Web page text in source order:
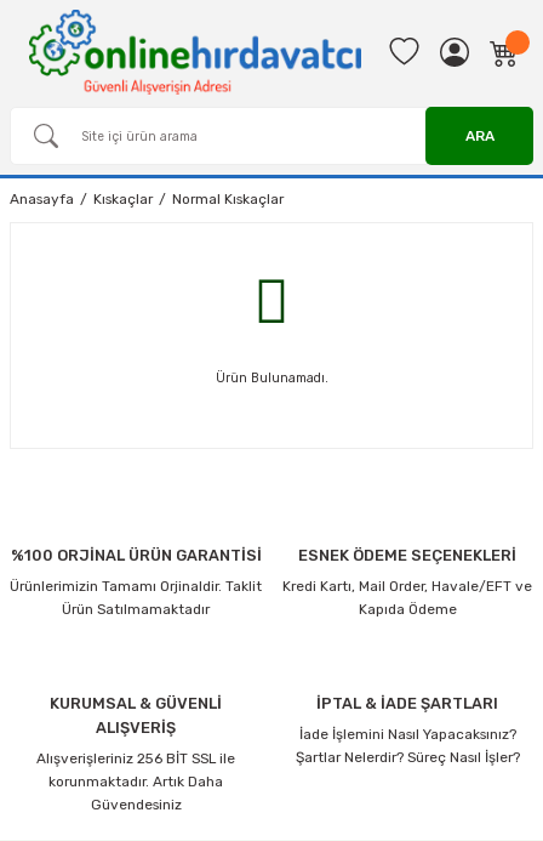
ARA
Anasayfa Kıskaçlar Normal Kıskaçlar
Ürün Bulunamadı.
%100 ORJİNAL ÜRÜN GARANTİSİ
Ürünlerimizin Tamamı Orjinaldir. Taklit
Ürün Satılmamaktadır
ESNEK ÖDEME SEÇENEKLERİ
Kredi Kartı, Mail Order, Havale/EFT ve
Kapıda Ödeme
KURUMSAL & GÜVENLİ
ALIŞVERİŞ
Alışverişleriniz 256 BİT SSL ile
korunmaktadır. Artık Daha
Güvendesiniz
İPTAL & İADE ŞARTLARI
İade İşlemini Nasıl Yapacaksınız?
Şartlar Nelerdir? Süreç Nasıl İşler?